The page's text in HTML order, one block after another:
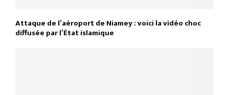
Attaque de l’aéroport de Niamey : voici la vidéo choc
diffusée par l’État islamique